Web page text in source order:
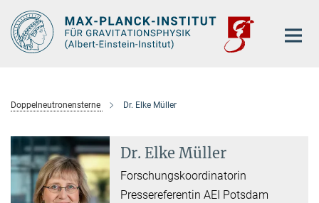
Hauptinhalt
Doppelneutronensterne Dr. Elke Müller
Dr. Elke Müller
Forschungskoordinatorin
Pressereferentin AEI Potsdam